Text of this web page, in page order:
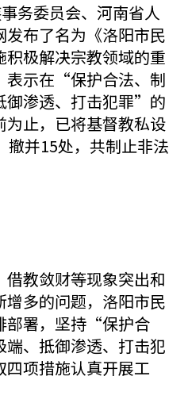
务委员会、河南省人
布了名为《洛阳市民
极解决宗教领域的重
表示在“保护合法、制
御渗透、打击犯罪”的
止，已将基督教私设
撤并15处，共制止非法
教敛财等现象突出和
多的问题，洛阳市民
部署，坚持“保护合
、抵御渗透、打击犯
项措施认真开展工